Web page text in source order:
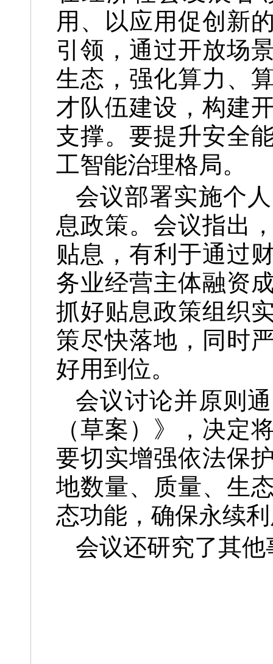
用、以应用促创新
引领，通过开放场
生态，强化算力、
才队伍建设，构建
支撑。要提升安全
工智能治理格局。
会议部署实施个
息政策。会议指出
贴息，有利于通过
务业经营主体融资
抓好贴息政策组织
策尽快落地，同时
好用到位。
会议讨论并原则
（草案）》，决定
要切实增强依法保
地数量、质量、生
态功能，确保永续
会议还研究了其他